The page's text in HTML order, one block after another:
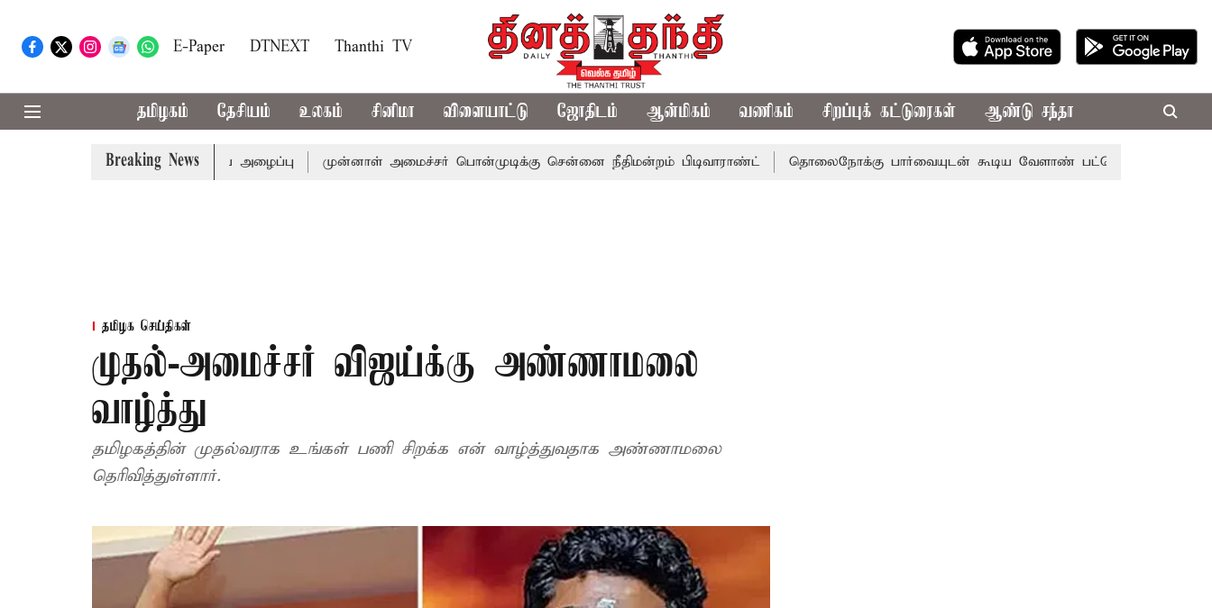
E-Paper DTNEXT Thanthi TV
தமிழகம் தேசியம் உலகம் சினிமா விளையாட்டு ஜோதிடம் ஆன்மிகம் வணிகம் சிறப்புக் கட்டுரைகள் ஆண்டு சந்தா
Breaking News
முதல்-அமைச்சர் விஜய் அழைப்பு முன்னாள் அமைச்சர் பொன்முடிக்கு சென்னை நீதிமன்றம் பிடிவாராண்ட் தொலைநோக்கு பார்வையுடன் கூடிய வேளாண் பட்ஜெட்: முதல்-அமைச்சர்
தமிழக செய்திகள்
முதல்-அமைச்சர் விஜய்க்கு அண்ணாமலை
வாழ்த்து
தமிழகத்தின் முதல்வராக உங்கள் பணி சிறக்க என் வாழ்த்துவதாக அண்ணாமலை
தெரிவித்துள்ளார்.